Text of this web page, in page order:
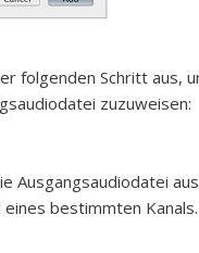
folgenden Schritt aus,
zuzuweisen:
Ausgangsaudiodatei
eines bestimmten Kanals.